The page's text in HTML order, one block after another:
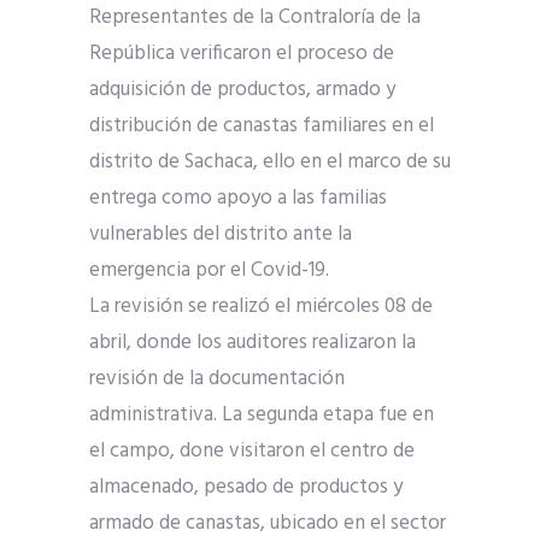
Representantes de la Contraloría de la
República verificaron el proceso de
adquisición de productos, armado y
distribución de canastas familiares en el
distrito de Sachaca, ello en el marco de su
entrega como apoyo a las familias
vulnerables del distrito ante la
emergencia por el Covid-19.
La revisión se realizó el miércoles 08 de
abril, donde los auditores realizaron la
revisión de la documentación
administrativa. La segunda etapa fue en
el campo, done visitaron el centro de
almacenado, pesado de productos y
armado de canastas, ubicado en el sector